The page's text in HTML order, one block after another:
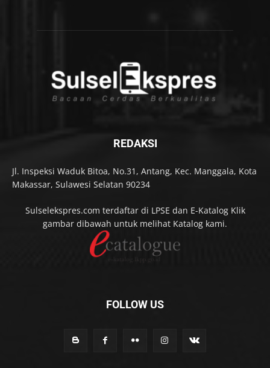
REDAKSI
Jl. Inspeksi Waduk Bitoa, No.31, Antang, Kec. Manggala, Kota
Makassar, Sulawesi Selatan 90234
Sulselekspres.com terdaftar di LPSE dan E-Katalog Klik
gambar dibawah untuk melihat Katalog kami.
FOLLOW US